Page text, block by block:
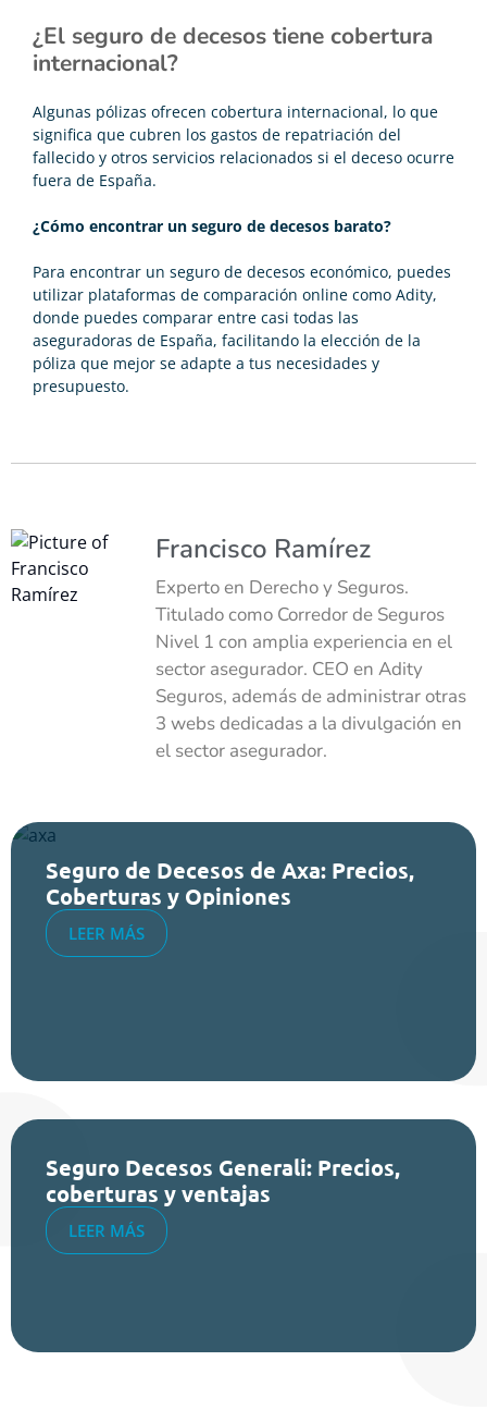
¿El seguro de decesos tiene cobertura
internacional?
Algunas pólizas ofrecen cobertura internacional, lo que
significa que cubren los gastos de repatriación del
fallecido y otros servicios relacionados si el deceso ocurre
fuera de España.
¿Cómo encontrar un seguro de decesos barato?
Para encontrar un seguro de decesos económico, puedes
utilizar plataformas de comparación online como Adity,
donde puedes comparar entre casi todas las
aseguradoras de España, facilitando la elección de la
póliza que mejor se adapte a tus necesidades y
presupuesto.
Francisco Ramírez
Experto en Derecho y Seguros.
Titulado como Corredor de Seguros
Nivel 1 con amplia experiencia en el
sector asegurador. CEO en Adity
Seguros, además de administrar otras
3 webs dedicadas a la divulgación en
el sector asegurador.
Seguro de Decesos de Axa: Precios,
Coberturas y Opiniones
LEER MÁS
Seguro Decesos Generali: Precios,
coberturas y ventajas
LEER MÁS